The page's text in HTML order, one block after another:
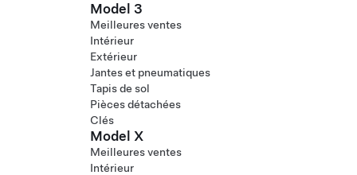
Model 3
Meilleures ventes
Intérieur
Extérieur
Jantes et pneumatiques
Tapis de sol
Pièces détachées
Clés
Model X
Meilleures ventes
Intérieur